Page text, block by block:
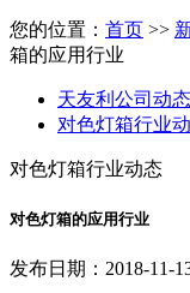
您的位置： 首页 >>
箱的应用行业
天友利公司动态
对色灯箱行业
对色灯箱行业动态
对色灯箱的应用行业
发布日期：2018-11-